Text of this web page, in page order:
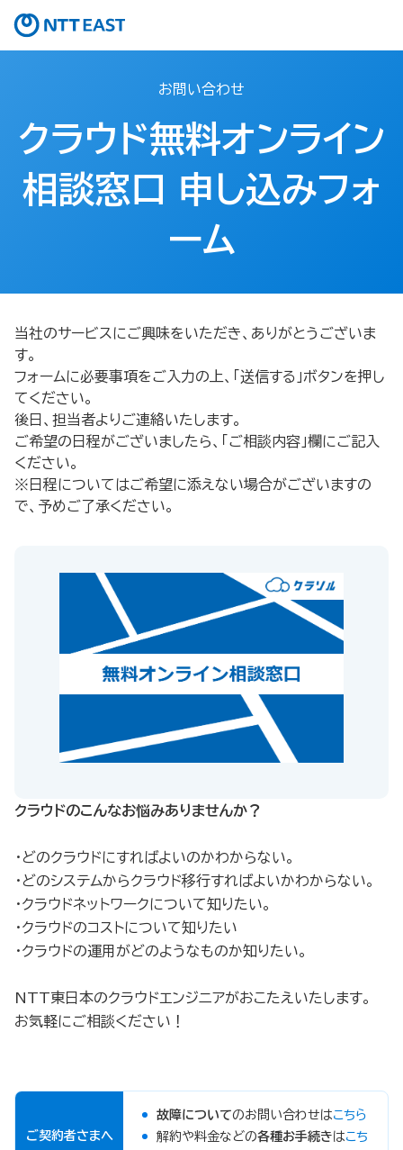
お問い合わせ
クラウド無料オンライン
相談窓口 申し込みフォ
ーム​
当社のサービスにご興味をいただき、ありがとうございま
す。
フォームに必要事項をご入力の上、「送信する」ボタンを押し
てください。
後日、担当者よりご連絡いたします。
ご希望の日程がございましたら、「ご相談内容」欄にご記入
ください。
※日程についてはご希望に添えない場合がございますの
で、予めご了承ください。
クラウドのこんなお悩みありませんか？
・どのクラウドにすればよいのかわからない。
・どのシステムからクラウド移行すればよいかわからない。
・クラウドネットワークについて知りたい。
・クラウドのコストについて知りたい
・クラウドの運用がどのようなものか知りたい。
NTT東日本のクラウドエンジニアがおこたえいたします。
お気軽にご相談ください！
ご契約者さまへ
故障についてのお問い合わせはこちら
解約や料金などの各種お手続きはこち